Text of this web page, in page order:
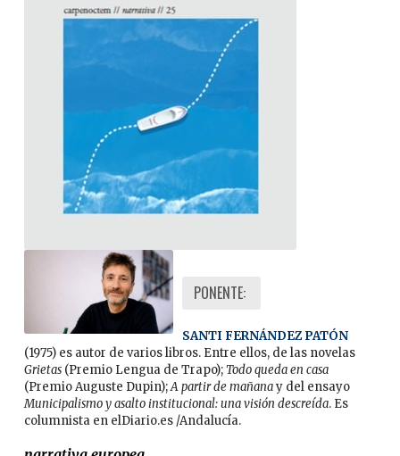
PONENTE:
SANTI FERNÁNDEZ PATÓN
(1975) es autor de varios libros. Entre ellos, de las novelas
Grietas(Premio Lengua de Trapo);Todo queda en casa
(Premio Auguste Dupin);A partir de mañanay del ensayo
Municipalismo y asalto institucional: una visión descreída. Es
columnista en elDiario.es /Andalucía.